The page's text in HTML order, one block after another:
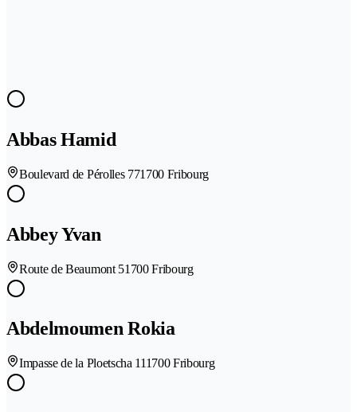
Abbas Hamid
Boulevard de Pérolles 771700 Fribourg
Abbey Yvan
Route de Beaumont 51700 Fribourg
Abdelmoumen Rokia
Impasse de la Ploetscha 111700 Fribourg